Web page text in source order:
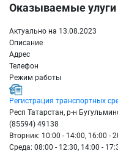
Оказываемые улуги
Актуально на 13.08.2023
Описание
Адрес
Телефон
Режим работы
Регистрация транспортных
Респ Татарстан, р-н
(85594) 49138
Вторник: 10:00 - 14:00, 16:00 -
Среда: 08:00 - 12:30, 14:00 -